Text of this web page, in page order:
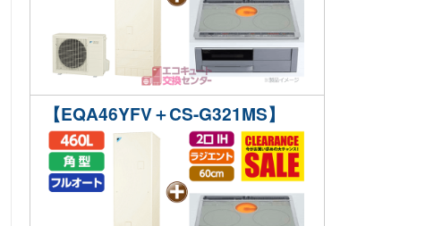
【EQA46YFV＋CS-G321MS】